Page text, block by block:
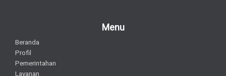
Menu
Beranda
Profil
Pemerintahan
Layanan